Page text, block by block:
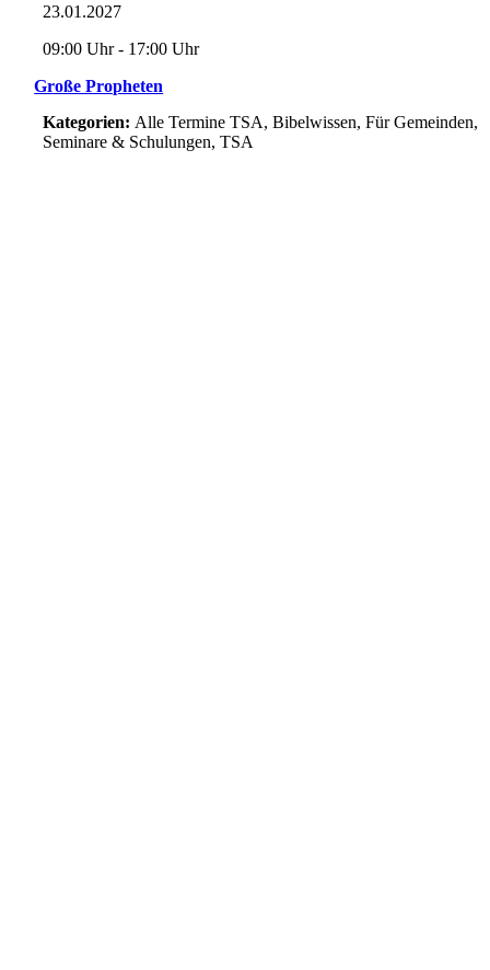
23.01.2027
09:00 Uhr - 17:00 Uhr
Große Propheten
Kategorien: Alle Termine TSA, Bibelwissen, Für Gemeinden,
Seminare & Schulungen, TSA